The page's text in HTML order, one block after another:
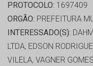
PROTOCOLO: 1697409
ORGÃO: PREFEITURA
INTERESSADO(S):
LTDA, EDSON
VILELA, VAGNER